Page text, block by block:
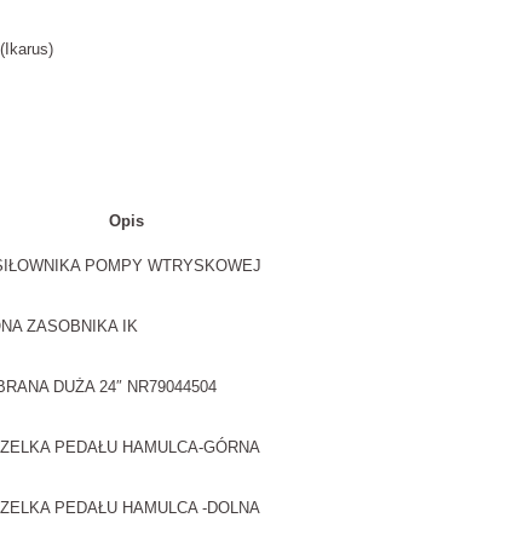
Opis
POMPY WTRYSKOWEJ
ZASOBNIKA IK
DUŻA 24″ NR79044504
PEDAŁU HAMULCA-GÓRNA
PEDAŁU HAMULCA -DOLNA